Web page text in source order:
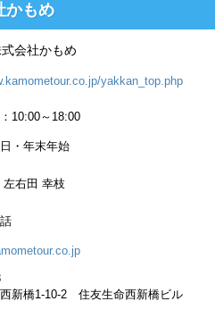
かもめ
会社かもめ
yakkan_top.php
10:00～18:00
・年末年始
左右田 幸枝
新橋1-10-2 住友生命西新橋ビル